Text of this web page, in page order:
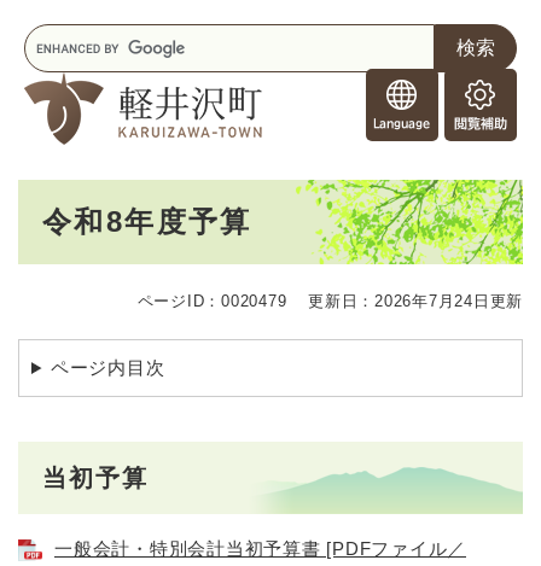
o
r
e
i
n
閲
覧
助
キ
ー
ワ
令和8年度予算
ページID：0020479 更新日：2026年7月24日更新
ページ内目次
当初予算
一般会計・特別会計当初予算書 [PDFファイル／